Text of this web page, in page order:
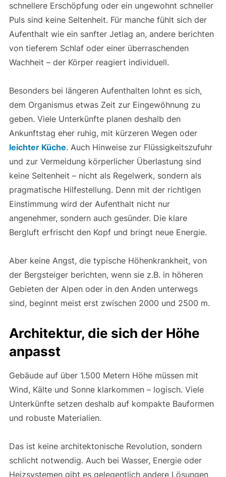
schnellere Erschöpfung oder ein ungewohnt schneller
Puls sind keine Seltenheit. Für manche fühlt sich der
Aufenthalt wie ein sanfter Jetlag an, andere berichten
von tieferem Schlaf oder einer überraschenden
Wachheit – der Körper reagiert individuell.
Besonders bei längeren Aufenthalten lohnt es sich,
dem Organismus etwas Zeit zur Eingewöhnung zu
geben. Viele Unterkünfte planen deshalb den
Ankunftstag eher ruhig, mit kürzeren Wegen oder
leichter Küche. Auch Hinweise zur Flüssigkeitszufuhr
und zur Vermeidung körperlicher Überlastung sind
keine Seltenheit – nicht als Regelwerk, sondern als
pragmatische Hilfestellung. Denn mit der richtigen
Einstimmung wird der Aufenthalt nicht nur
angenehmer, sondern auch gesünder. Die klare
Bergluft erfrischt den Kopf und bringt neue Energie.
Aber keine Angst, die typische Höhenkrankheit, von
der Bergsteiger berichten, wenn sie z.B. in höheren
Gebieten der Alpen oder in den Anden unterwegs
sind, beginnt meist erst zwischen 2000 und 2500 m.
Architektur, die sich der Höhe
anpasst
Gebäude auf über 1.500 Metern Höhe müssen mit
Wind, Kälte und Sonne klarkommen – logisch. Viele
Unterkünfte setzen deshalb auf kompakte Bauformen
und robuste Materialien.
Das ist keine architektonische Revolution, sondern
schlicht notwendig. Auch bei Wasser, Energie oder
Heizsystemen gibt es gelegentlich andere Lösungen